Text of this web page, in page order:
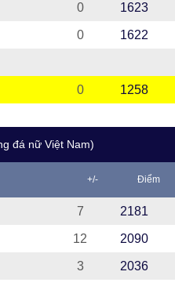
0 1623
0 1622
0 1258
đá nữ Việt Nam)
+/- Điểm
7 2181
12 2090
3 2036